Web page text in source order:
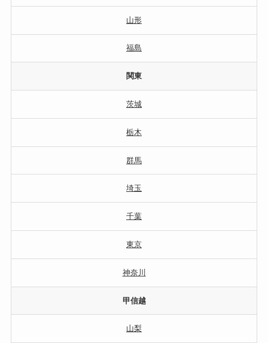
山形
福島
関東
茨城
栃木
群馬
埼玉
千葉
東京
神奈川
甲信越
山梨